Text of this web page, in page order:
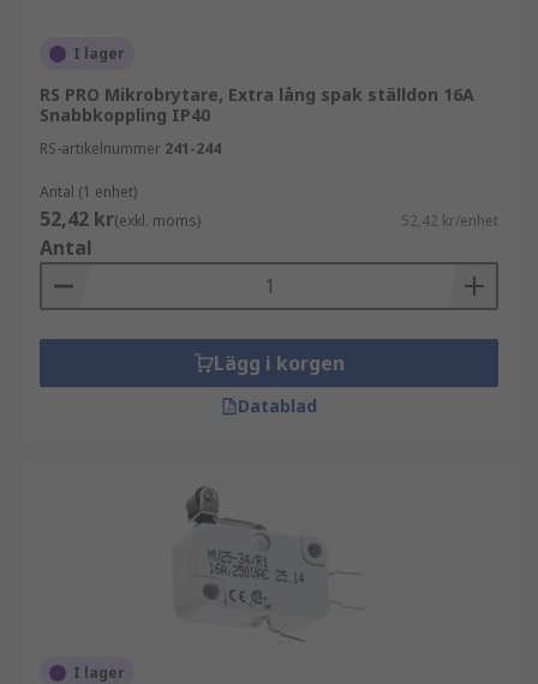
I lager
RS PRO Mikrobrytare, Extra lång spak ställdon 16A
Snabbkoppling IP40
RS-artikelnummer 241-244
Antal (1 enhet)
52,42 kr(exkl. moms) 52,42 kr/enhet
Antal
Lägg i korgen
Datablad
I lager